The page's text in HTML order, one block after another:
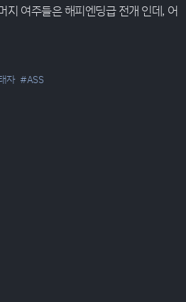
지 여주들은 해피엔딩급 전개 인데, 어
자 #ASS